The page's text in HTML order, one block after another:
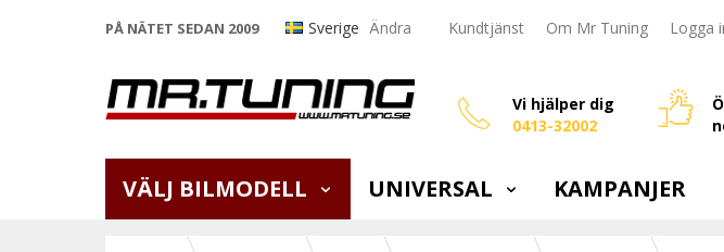
PÅ NÄTET SEDAN 2009 Sverige Ändra Kundtjänst Om Mr Tuning Logga
Vi hjälper dig
0413-32002
VÄLJ BILMODELL UNIVERSAL KAMPANJER